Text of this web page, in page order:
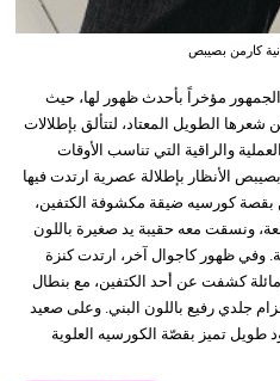
كارمن بصيبص
الجمهور مؤخراً بأحدث ظهور لها، حيث
الطويل المعتاد، لتتألق بإطلالات
والراقية التي تناسب الأوقات
الأنظار بإطلالة عصرية ارتدت فيها
بقصة كورسيه ضيقة مكشوفة الكتفين،
ونسقت معه حقيبة يد صغيرة باللون
وفي ظهور كاجوال آخر، ارتدت كنزة
مائلة كشفت عن أحد الكتفين، مع بنطال
جلدي رفيع باللون البني. وعلى صعيد
طويل تميز بقصّة الكورسيه العلوية